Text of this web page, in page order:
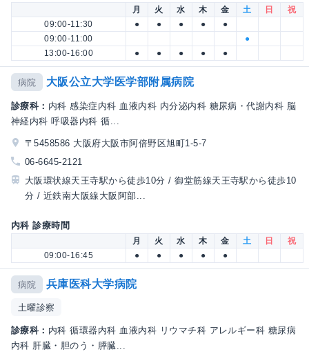
月 火 水 木 金 土 日
祝
09:00-11:30
● ● ● ●
●
09:00-11:00
●
13:00-16:00
● ● ● ● ●
病院 大阪公立大学医学部附属病院
診療科： 内科 感染症内科 血液内科 内分泌内科 糖尿病・代謝内科 脳
神経内科 呼吸器内科 循...
〒5458586 大阪府大阪市阿倍野区旭町1-5-7
06-6645-2121
大阪環状線天王寺駅から徒歩10分 / 御堂筋線天王寺駅から徒歩10
分 / 近鉄南大阪線大阪阿部...
内科 診療時間
月 火 水 木 金 土 日
祝
09:00-16:45
● ● ● ● ●
病院 兵庫医科大学病院
土曜診察
診療科： 内科 循環器内科 血液内科 リウマチ科 アレルギー科 糖尿病
内科 肝臓・胆のう・膵臓...